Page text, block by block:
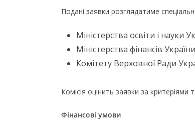
Подані заявки розглядатиме
Міністерства освіти і науки
Міністерства фінансів
Комітету Верховної Ради
Комісія оцінить заявки за
Фінансові умови